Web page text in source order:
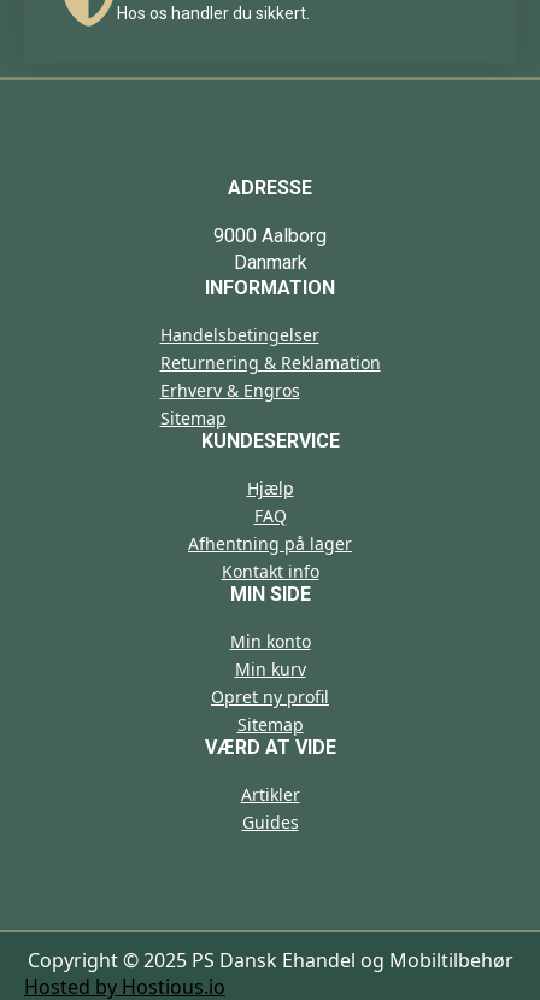
Hos os handler du sikkert.
ADRESSE
9000 Aalborg
Danmark
INFORMATION
Handelsbetingelser
Returnering & Reklamation
Erhverv & Engros
Sitemap
KUNDESERVICE
Hjælp
FAQ
Afhentning på lager
Kontakt info
MIN SIDE
Min konto
Min kurv
Opret ny profil
Sitemap
VÆRD AT VIDE
Artikler
Guides
Copyright © 2025 PS Dansk Ehandel og Mobiltilbehør
Hosted by Hostious.io